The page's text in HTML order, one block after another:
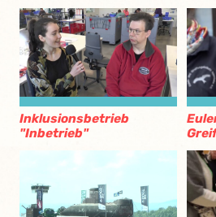
Inklusionsbetrieb
"Inbetrieb"